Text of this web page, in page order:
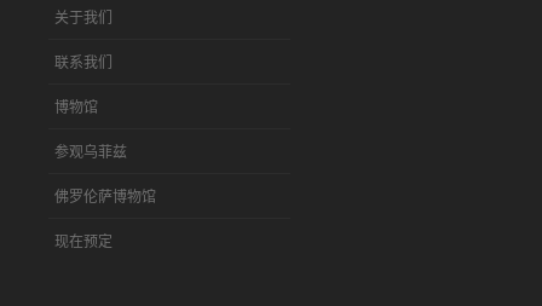
关于我们
联系我们
博物馆
参观乌菲兹
佛罗伦萨博物馆
现在预定